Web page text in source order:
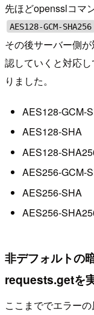
先ほどopensslコマ
AES128-GCM-SHA256
その後サーバー側
認していくと対応
りました。
AES128-GCM-
AES128-SHA
AES128-
AES256-GCM-
AES256-SHA
AES256-
非デフォルトの
requests.getを
ここまででエラー